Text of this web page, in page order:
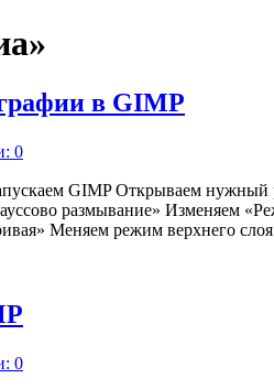
в GIMP
0
GIMP Открываем
размывание» Изменяем
Меняем режим верхнего
0